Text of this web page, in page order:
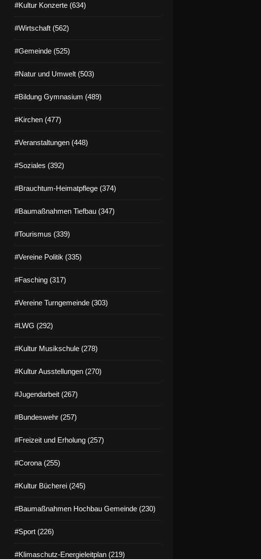
#Kultur Konzerte (634)
#Wirtschaft (562)
#Gemeinde (525)
#Natur und Umwelt (503)
#Bildung Gymnasium (489)
#Kirchen (477)
#Veranstaltungen (448)
#Soziales (392)
#Brauchtum-Heimatpflege (374)
#Baumaßnahmen Tiefbau (347)
#Tourismus (339)
#Vereine Politik (335)
#Fasching (317)
#Vereine Turngemeinde (303)
#LWG (292)
#Kultur Musikschule (278)
#Kultur Ausstellungen (270)
#Jugendarbeit (267)
#Bundeswehr (257)
#Freizeit und Erholung (257)
#Corona (255)
#Kultur Bücherei (245)
#Baumaßnahmen Hochbau Gemeinde (230)
#Sport (226)
#Klimaschutz-Energieleitplan (219)